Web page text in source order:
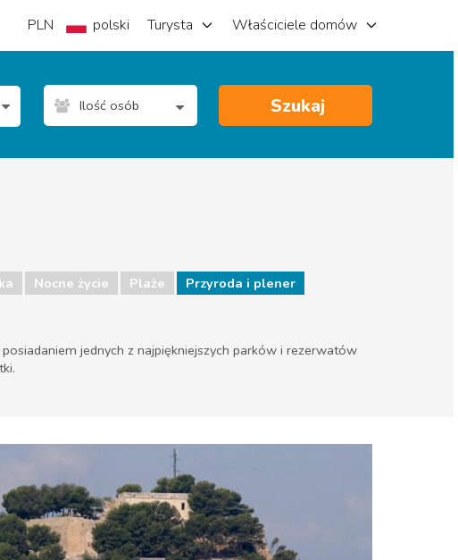
PLN polski Turysta Właściciele domów
Ilość osób Szukaj
Nocne życie Plaże
Przyroda i plener
jednych z najpiękniejszych parków i rezerwatów